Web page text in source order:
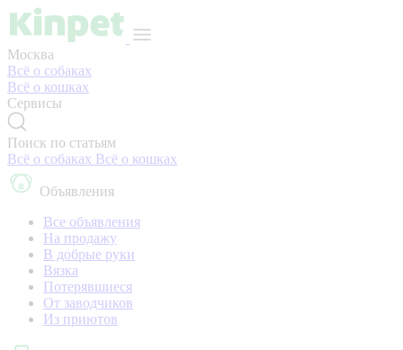
Москва
Всё о собаках
Всё о кошках
Сервисы
Поиск по статьям
Всё о собаках Всё о кошках
Объявления
Все объявления
На продажу
В добрые руки
Вязка
Потерявшиеся
От заводчиков
Из приютов